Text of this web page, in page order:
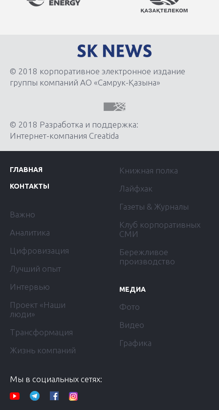
© 2018 корпоративное электронное издание
группы компаний АО «Самрук-Қазына»
© 2018 Разработка и поддержка:
Интернет-компания Creatida
ГЛАВНАЯ
КОНТАКТЫ
Важно
Аналитика
Цифровизация
Лучший опыт
Интервью
Проект «Наши
люди»
Трансформация
Жизнь компаний
Книжная полка
Лайфхак
Газеты & Журналы
Клуб корпоративных
СМИ
Бережливое
производство
МЕДИА
Фото
Видео
Графика
Мы в социальных сетях: